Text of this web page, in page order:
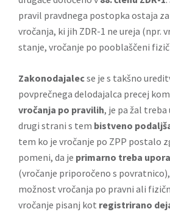
pravil pravdnega postopka ostaja
vročanja, ki jih ZDR-1 ne ureja (npr.
stanje, vročanje po pooblaščeni
Zakonodajalecse je s takšno
povprečnega delodajalca precej
vročanja po pravilih, je pa žal
drugi strani s tem bistveno
tem ko je vročanje po ZPP postalo
pomeni, da je primarno treba
(vročanje priporočeno s
možnost vročanja po pravni ali
vročanje pisanj kot registrirano